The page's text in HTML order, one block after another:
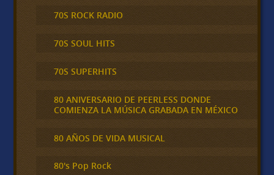
70S ROCK RADIO
70S SOUL HITS
70S SUPERHITS
80 ANIVERSARIO DE PEERLESS DONDE
COMIENZA LA MÚSICA GRABADA EN MÉXICO
80 AÑOS DE VIDA MUSICAL
80's Pop Rock